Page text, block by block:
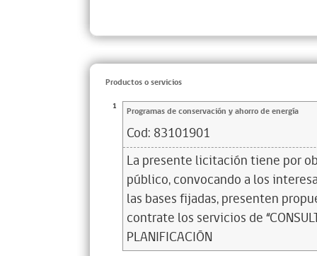
Productos o servicios
1 Programas de conservación y ahorro de energía
Cod: 83101901
La presente licitación tiene por
público, convocando a los
las bases fijadas, presenten
contrate los servicios de
PLANIFICACIÓN